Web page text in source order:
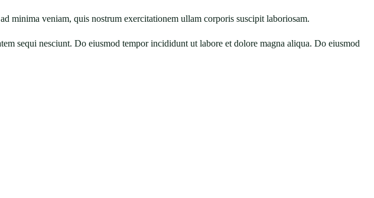
minima veniam, quis nostrum exercitationem ullam corporis suscipit laboriosam.
sequi nesciunt. Do eiusmod tempor incididunt ut labore et dolore magna aliqua. Do eiusmod